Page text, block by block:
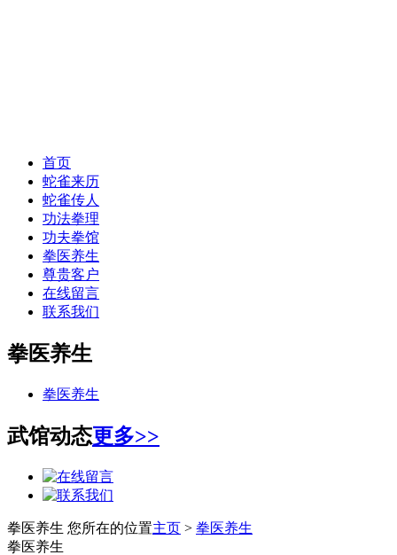
首页
蛇雀来历
蛇雀传人
功法拳理
功夫拳馆
拳医养生
尊贵客户
在线留言
联系我们
拳医养生
拳医养生
武馆动态更多>>
拳医养生 您所在的位置主页 > 拳医养生
拳医养生